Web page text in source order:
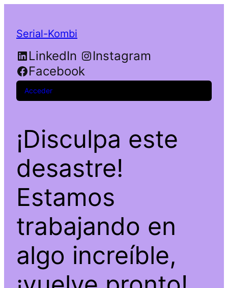
Serial-Kombi
LinkedIn
Instagram
Facebook
Acceder
¡Disculpa este
desastre!
Estamos
trabajando en
algo increíble,